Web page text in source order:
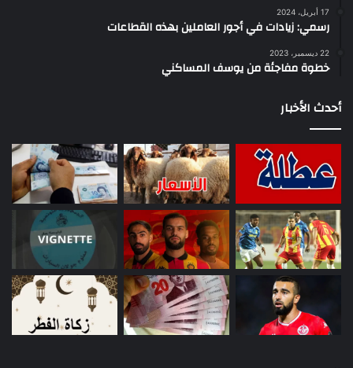
17 أبريل، 2024
رسمي: زيادات في أجور العاملين بهذه القطاعات
22 ديسمبر، 2023
خطوة مفاجئة من يوسف المساكني
أحدث الأخبار